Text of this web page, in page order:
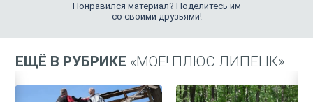
Понравился материал? Поделитесь им
со своими друзьями!
ЕЩЁ В РУБРИКЕ «МОЁ! ПЛЮС ЛИПЕЦК»